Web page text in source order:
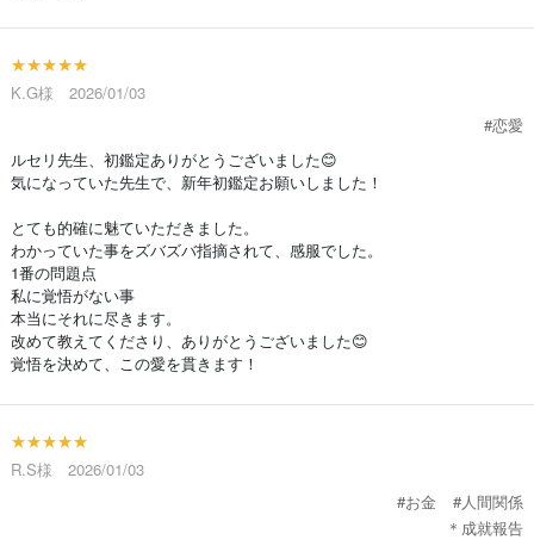
★★★★★
K.G様 2026/01/03
#恋愛
ルセリ先生、初鑑定ありがとうございました😊
気になっていた先生で、新年初鑑定お願いしました！
とても的確に魅ていただきました。
わかっていた事をズバズバ指摘されて、感服でした。
1番の問題点
私に覚悟がない事
本当にそれに尽きます。
改めて教えてくださり、ありがとうございました😊
覚悟を決めて、この愛を貫きます！
★★★★★
R.S様 2026/01/03
#お金
#人間関係
＊成就報告